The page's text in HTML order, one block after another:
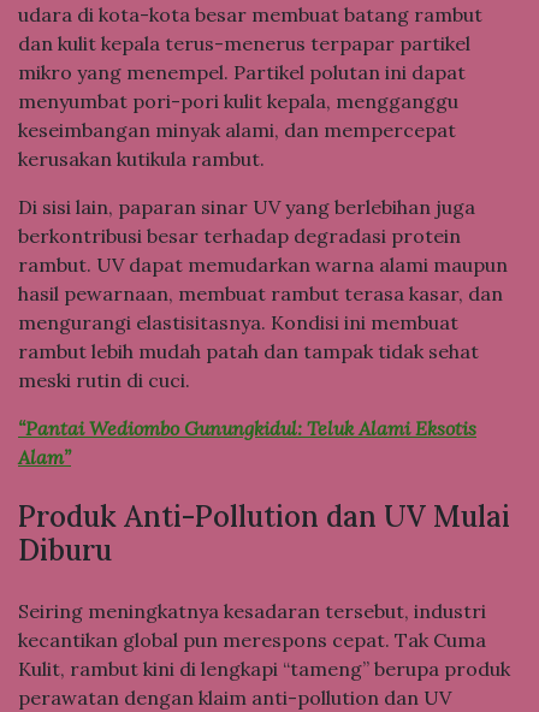
udara di kota-kota besar membuat batang rambut
dan kulit kepala terus-menerus terpapar partikel
mikro yang menempel. Partikel polutan ini dapat
menyumbat pori-pori kulit kepala, mengganggu
keseimbangan minyak alami, dan mempercepat
kerusakan kutikula rambut.
Di sisi lain, paparan sinar UV yang berlebihan juga
berkontribusi besar terhadap degradasi protein
rambut. UV dapat memudarkan warna alami maupun
hasil pewarnaan, membuat rambut terasa kasar, dan
mengurangi elastisitasnya. Kondisi ini membuat
rambut lebih mudah patah dan tampak tidak sehat
meski rutin di cuci.
“Pantai Wediombo Gunungkidul: Teluk Alami Eksotis
Alam”
Produk Anti-Pollution dan UV Mulai
Diburu
Seiring meningkatnya kesadaran tersebut, industri
kecantikan global pun merespons cepat. Tak Cuma
Kulit, rambut kini di lengkapi “tameng” berupa produk
perawatan dengan klaim anti-pollution dan UV